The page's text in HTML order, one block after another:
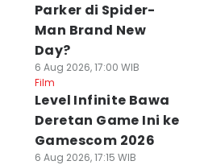
Parker di Spider-
Man Brand New
Day?
6 Aug 2026, 17:00 WIB
Film
Level Infinite Bawa
Deretan Game Ini ke
Gamescom 2026
6 Aug 2026, 17:15 WIB